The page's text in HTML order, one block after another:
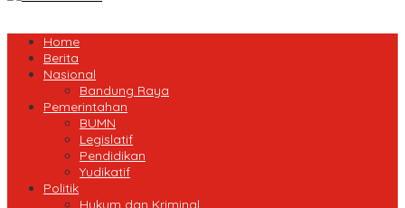
Home
Berita
Nasional
Bandung Raya
Pemerintahan
BUMN
Legislatif
Pendidikan
Yudikatif
Politik
Hukum dan Kriminal